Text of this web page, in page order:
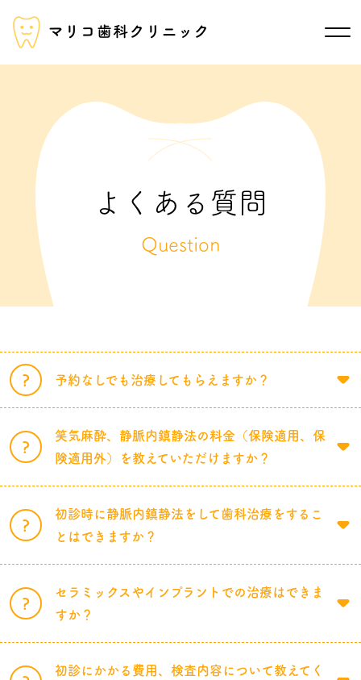
よくある質問
Question
予約なしでも治療してもらえますか？
笑気麻酔、静脈内鎮静法の料金（保険適用、保
険適用外）を教えていただけますか？
初診時に静脈内鎮静法をして歯科治療をするこ
とはできますか？
セラミックスやインプラントでの治療はできま
すか？
初診にかかる費用、検査内容について教えてく